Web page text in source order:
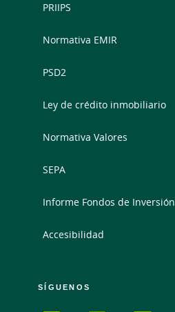
PRIIPS
Normativa EMIR
PSD2
Ley de crédito inmobiliario
Normativa Valores
SEPA
Informe Fondos de Inversión
Accesibilidad
SÍGUENOS